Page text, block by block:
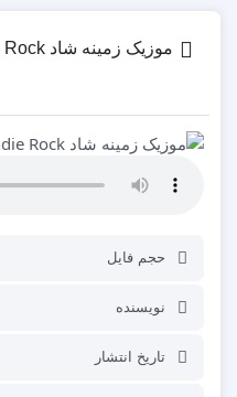
موزیک زمینه شاد Happy Upbeat Indie Rock
حجم فایل
نویسنده
تاریخ انتشار